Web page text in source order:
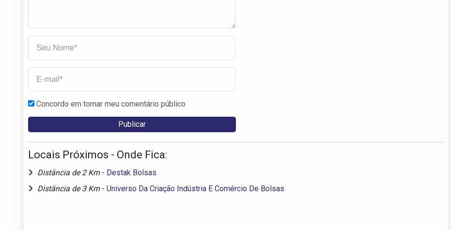
Concordo em tornar meu comentário público
Locais Próximos - Onde Fica:
Distância de 2 Km - Destak Bolsas
Distância de 3 Km - Universo Da Criação Indústria E Comércio De Bolsas